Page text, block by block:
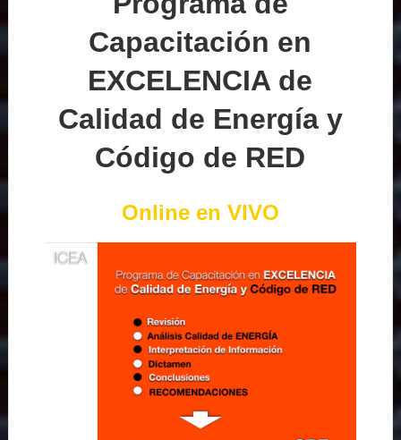
Capacitación en
EXCELENCIA de
Calidad de Energía y
Código de RED
Online en VIVO